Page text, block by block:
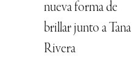
nueva forma de
brillar junto a Tana
Rivera